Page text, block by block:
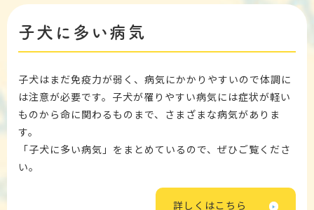
子犬に多い病気
子犬はまだ免疫力が弱く、病気にかかりやすいので体調に
は注意が必要です。子犬が罹りやすい病気には症状が軽い
ものから命に関わるものまで、さまざまな病気がありま
す。
「子犬に多い病気」をまとめているので、ぜひご覧くださ
い。
詳しくはこちら